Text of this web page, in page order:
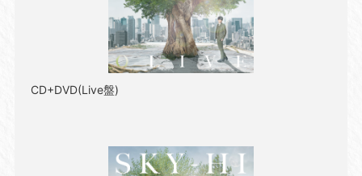
CD+DVD(Live盤)